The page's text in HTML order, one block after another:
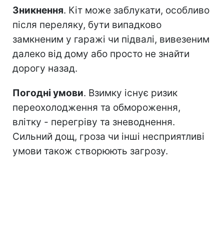
Зникнення. Кіт може заблукати, особливо
після переляку, бути випадково
замкненим у гаражі чи підвалі, вивезеним
далеко від дому або просто не знайти
дорогу назад.
Погодні умови. Взимку існує ризик
переохолодження та обмороження,
влітку - перегріву та зневоднення.
Сильний дощ, гроза чи інші несприятливі
умови також створюють загрозу.